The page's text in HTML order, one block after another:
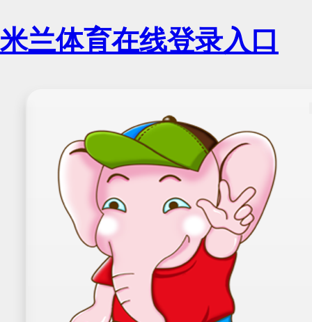
米兰体育在线登录入口